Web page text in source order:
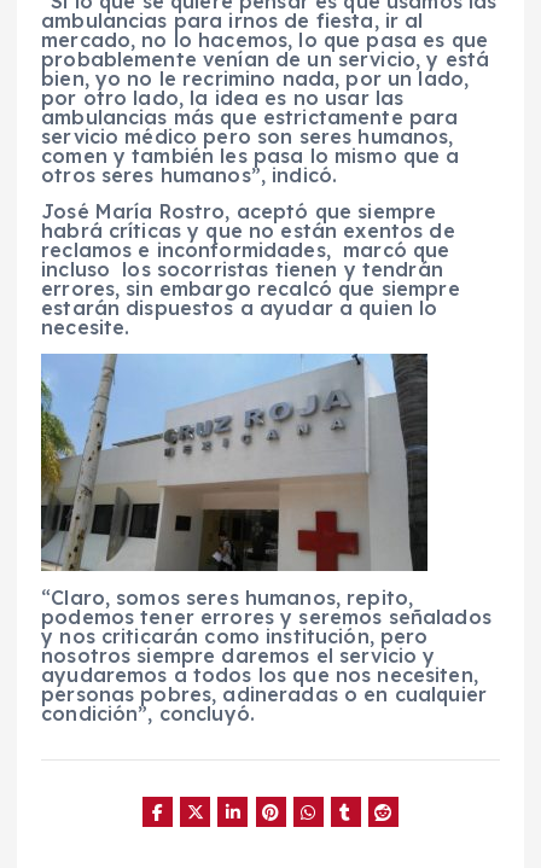
ambulancias para irnos de fiesta, ir al
mercado, no lo hacemos, lo que pasa es que
probablemente venían de un servicio, y está
bien, yo no le recrimino nada, por un lado,
por otro lado, la idea es no usar las
ambulancias más que estrictamente para
servicio médico pero son seres humanos,
comen y también les pasa lo mismo que a
otros seres humanos”, indicó.
José María Rostro, aceptó que siempre
habrá críticas y que no están exentos de
reclamos e inconformidades, marcó que
incluso los socorristas tienen y tendrán
errores, sin embargo recalcó que siempre
estarán dispuestos a ayudar a quien lo
necesite.
“Claro, somos seres humanos, repito,
podemos tener errores y seremos señalados
y nos criticarán como institución, pero
nosotros siempre daremos el servicio y
ayudaremos a todos los que nos necesiten,
personas pobres, adineradas o en cualquier
condición”, concluyó.